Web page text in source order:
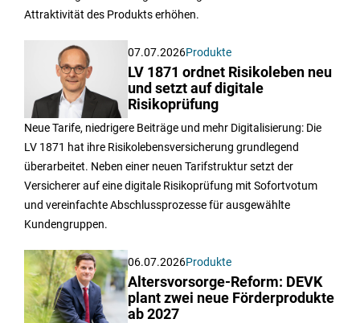
Attraktivität des Produkts erhöhen.
07.07.2026Produkte
LV 1871 ordnet Risikoleben neu
und setzt auf digitale
Risikoprüfung
Neue Tarife, niedrigere Beiträge und mehr Digitalisierung: Die
LV 1871 hat ihre Risikolebensversicherung grundlegend
überarbeitet. Neben einer neuen Tarifstruktur setzt der
Versicherer auf eine digitale Risikoprüfung mit Sofortvotum
und vereinfachte Abschlussprozesse für ausgewählte
Kundengruppen.
06.07.2026Produkte
Altersvorsorge-Reform: DEVK
plant zwei neue Förderprodukte
ab 2027